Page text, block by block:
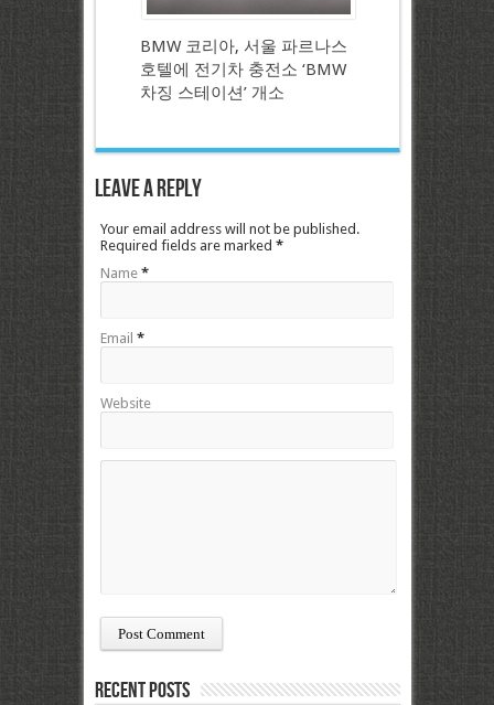
BMW 코리아, 서울 파르나스
호텔에 전기차 충전소 ‘BMW
차징 스테이션’ 개소
Leave a Reply
Your email address will not be published.
Required fields are marked *
Name *
Email *
Website
Recent Posts